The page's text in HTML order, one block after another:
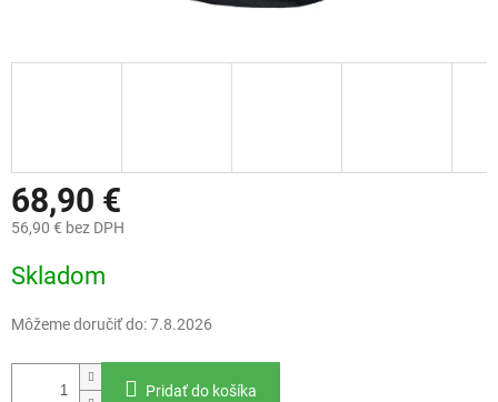
68,90 €
56,90 € bez DPH
cena:
Skladom
Môžeme doručiť do:7.8.2026
Pridať do košíka